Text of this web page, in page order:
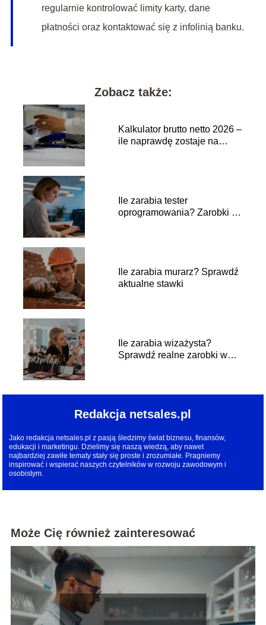
regularnie kontrolować limity karty, dane
płatności oraz kontaktować się z infolinią banku.
Zobacz także:
Kalkulator brutto netto 2026 –
ile naprawdę zostaje na
Ile zarabia tester
oprogramowania? Zarobki w
Ile zarabia murarz? Sprawdź
aktualne stawki
Ile zarabia wizażysta?
Sprawdź realne zarobki w
Redakcja netsales.pl
Jako redakcja netsales.pl z pasją śledzimy świat biznesu, finansów,
edukacji i marketingu. Dzielimy się naszą wiedzą, aby nawet
najbardziej zawiłe tematy stały się proste i zrozumiałe. Pragniemy
inspirować i wspierać naszych czytelników w rozwoju zawodowym i
osobistym.
Może Cię również zainteresować